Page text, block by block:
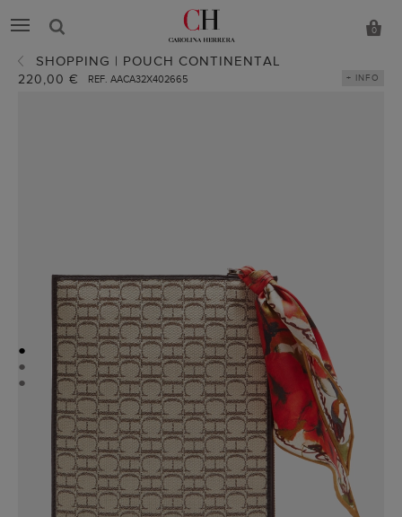
0
SHOPPING | POUCH CONTINENTAL
220,00 € REF. AACA32X402665 + INFO
●
●
●